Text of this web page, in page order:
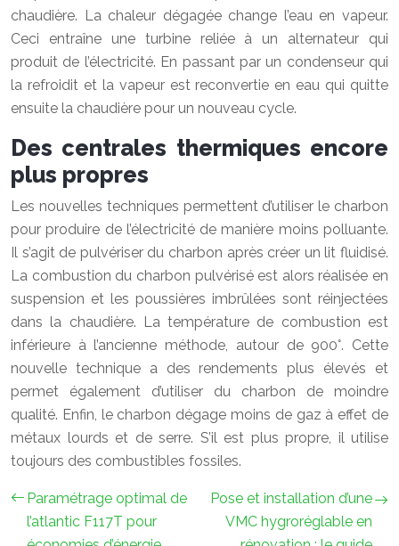
chaudière. La chaleur dégagée change l’eau en vapeur.
Ceci entraîne une turbine reliée à un alternateur qui
produit de l’électricité. En passant par un condenseur qui
la refroidit et la vapeur est reconvertie en eau qui quitte
ensuite la chaudière pour un nouveau cycle.
Des centrales thermiques encore
plus propres
Les nouvelles techniques permettent d’utiliser le charbon
pour produire de l’électricité de manière moins polluante.
Il s’agit de pulvériser du charbon après créer un lit fluidisé.
La combustion du charbon pulvérisé est alors réalisée en
suspension et les poussières imbrûlées sont réinjectées
dans la chaudière. La température de combustion est
inférieure à l’ancienne méthode, autour de 900°. Cette
nouvelle technique a des rendements plus élevés et
permet également d’utiliser du charbon de moindre
qualité. Enfin, le charbon dégage moins de gaz à effet de
métaux lourds et de serre. S’il est plus propre, il utilise
toujours des combustibles fossiles.
Paramétrage optimal de
l’atlantic F117T pour
Pose et installation d’une
VMC hygroréglable en